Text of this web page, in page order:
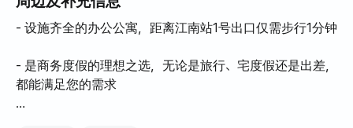
- 设施齐全的办公公寓，距离江南站1号出口仅需步行1分钟
- 是商务度假的理想之选，无论是旅行、宅度假还是出差，
都能满足您的需求